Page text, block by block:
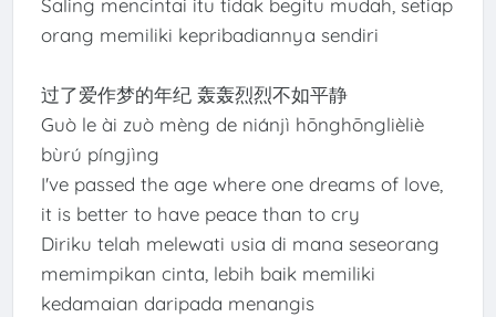
Saling mencintai itu tidak begitu mudah, setiap
orang memiliki kepribadiannya sendiri
过了爱作梦的年纪 轰轰烈烈不如平静
Guò le ài zuò mèng de niánjì hōnghōnglièliè
bùrú píngjìng
I've passed the age where one dreams of love,
it is better to have peace than to cry
Diriku telah melewati usia di mana seseorang
memimpikan cinta, lebih baik memiliki
kedamaian daripada menangis